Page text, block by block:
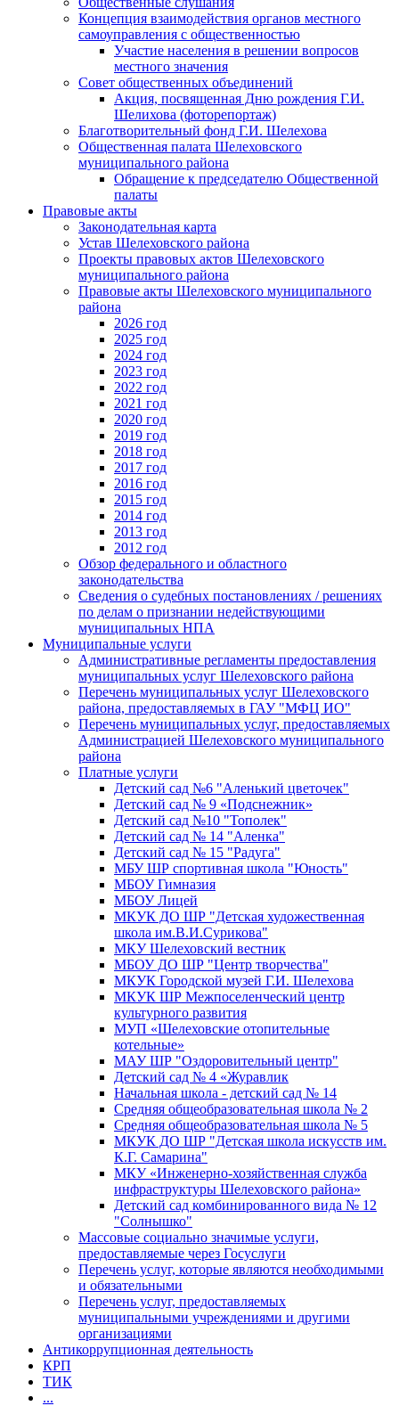
Концепция взаимодействия органов местного
самоуправления с общественностью
Участие населения в решении вопросов
местного значения
Совет общественных объединений
Акция, посвященная Дню рождения Г.И.
Шелихова (фоторепортаж)
Благотворительный фонд Г.И. Шелехова
Общественная палата Шелеховского
муниципального района
Обращение к председателю Общественной
палаты
Правовые акты
Законодательная карта
Устав Шелеховского района
Проекты правовых актов Шелеховского
муниципального района
Правовые акты Шелеховского муниципального
района
2026 год
2025 год
2024 год
2023 год
2022 год
2021 год
2020 год
2019 год
2018 год
2017 год
2016 год
2015 год
2014 год
2013 год
2012 год
Обзор федерального и областного
законодательства
Сведения о судебных постановлениях / решениях
по делам о признании недействующими
муниципальных НПА
Муниципальные услуги
Административные регламенты предоставления
муниципальных услуг Шелеховского района
Перечень муниципальных услуг Шелеховского
района, предоставляемых в ГАУ "МФЦ ИО"
Перечень муниципальных услуг, предоставляемых
Администрацией Шелеховского муниципального
района
Платные услуги
Детский сад №6 "Аленький цветочек"
Детский сад № 9 «Подснежник»
Детский сад №10 "Тополек"
Детский сад № 14 "Аленка"
Детский сад № 15 "Радуга"
МБУ ШР спортивная школа "Юность"
МБОУ Гимназия
МБОУ Лицей
МКУК ДО ШР "Детская художественная
школа им.В.И.Сурикова"
МКУ Шелеховский вестник
МБОУ ДО ШР "Центр творчества"
МКУК Городской музей Г.И. Шелехова
МКУК ШР Межпоселенческий центр
культурного развития
МУП «Шелеховские отопительные
котельные»
МАУ ШР "Оздоровительный центр"
Детский сад № 4 «Журавлик
Начальная школа - детский сад № 14
Средняя общеобразовательная школа № 2
Средняя общеобразовательная школа № 5
МКУК ДО ШР "Детская школа искусств им.
К.Г. Самарина"
МКУ «Инженерно-хозяйственная служба
инфраструктуры Шелеховского района»
Детский сад комбинированного вида № 12
"Солнышко"
Массовые социально значимые услуги,
предоставляемые через Госуслуги
Перечень услуг, которые являются необходимыми
и обязательными
Перечень услуг, предоставляемых
муниципальными учреждениями и другими
организациями
Антикоррупционная деятельность
КРП
ТИК
...